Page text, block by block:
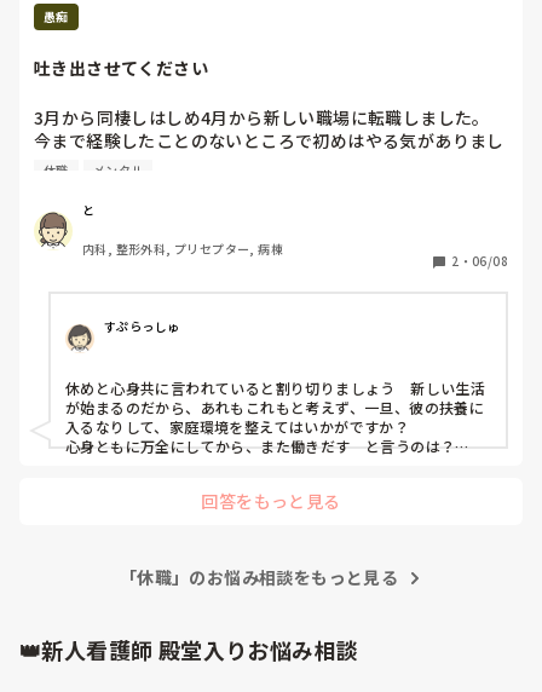
私の病院では健康支援センターといって、職員のメンタルや健
康相談をしてくれるスタッフがいます。
います。看護部への橋渡しもしてくれます。
ます。ぜひ医師にも一度相談して頂ければと思います。
無理せず、部署を変えて復職ができることを願っています。
愚痴
吐き出させてください
3月から同棲しはしめ4月から新しい職場に転職しました。
今まで経験したことのないところで初めはやる気がありまし
たが、最近はすごく憂鬱です。
度か目が覚めてしまいます。夜勤前には行きたくなくて一人
で泣いてしまい、休職したいと思う日があります（その日は
頑張って出勤しました）出勤前はこんな感じなのですが、い
段々なくなってきて休職するほどのことではないのでは？今
辞めたらもったいないのでは？と思えます。でもまた出勤前
になると病む…といったことを繰り返しています。
空気感にたえられないというか、、、
基本皆さん優しいのですが、陰口をよく耳にして自分も言わ
れてるんだろうな…とも思います。
そして夏頃入籍予定なのですが今休職して入籍ってなると印
んだら同棲のお金は？相手の親からどう思われるだろう？と
休職 メンタル
と
内科, 整形外科, プリセプター, 病棟
2 ・ 06/08
すぷらっしゅ
休めと心身共に言われていると割り切りましょう　新しい生活
が始まるのだから、あれもこれもと考えず、一旦、彼の扶養に
入るなりして、家庭環境を整えてはいかがですか？
心身ともに万全にしてから、また働きだす　と言うのは？
回答をもっと見る
「休職」のお悩み相談をもっと見る
👑新人看護師 殿堂入りお悩み相談